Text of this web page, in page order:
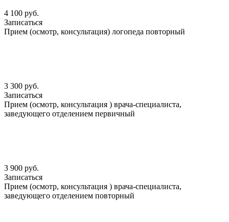
4 100 руб.
Записаться
Прием (осмотр, консультация) логопеда повторный
3 300 руб.
Записаться
Прием (осмотр, консультация ) врача-специалиста,
заведующего отделением первичный
3 900 руб.
Записаться
Прием (осмотр, консультация ) врача-специалиста,
заведующего отделением повторный